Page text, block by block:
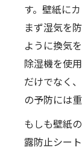
す。壁紙に
まず湿気を
ように換気
除湿機を使
だけでなく
の予防には重
もしも壁紙
露防止シー